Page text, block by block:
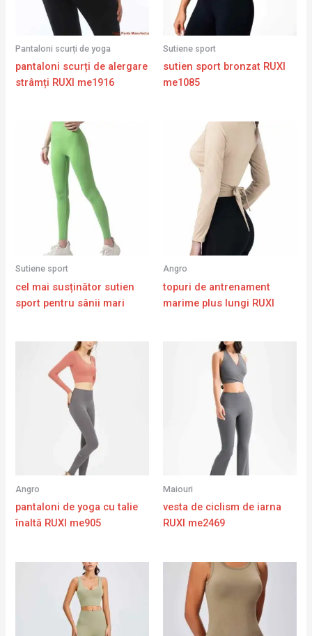
Pantaloni scurți de yoga
pantaloni scurți de alergare
strâmți RUXI me1916
Sutiene sport
sutien sport bronzat RUXI
me1085
Sutiene sport
cel mai susținător sutien
sport pentru sânii mari
Angro
topuri de antrenament
marime plus lungi RUXI
Angro
pantaloni de yoga cu talie
înaltă RUXI me905
Maiouri
vesta de ciclism de iarna
RUXI me2469